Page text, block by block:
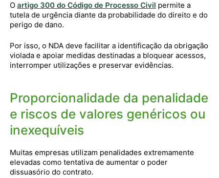
O artigo 300 do Código de Processo Civil permite a
tutela de urgência diante da probabilidade do direito e do
perigo de dano.
Por isso, o NDA deve facilitar a identificação da obrigação
violada e apoiar medidas destinadas a bloquear acessos,
interromper utilizações e preservar evidências.
Proporcionalidade da penalidade
e riscos de valores genéricos ou
inexequíveis
Muitas empresas utilizam penalidades extremamente
elevadas como tentativa de aumentar o poder
dissuasório do contrato.